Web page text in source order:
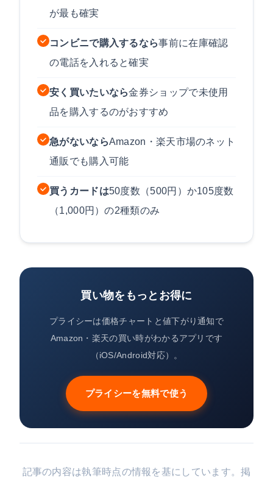
が最も確実
コンビニで購入するなら事前に在庫確認
の電話を入れると確実
安く買いたいなら金券ショップで未使用
品を購入するのがおすすめ
急がないならAmazon・楽天市場のネット
通販でも購入可能
買うカードは50度数（500円）か105度数
（1,000円）の2種類のみ
買い物をもっとお得に
プライシーは価格チャートと値下がり通知で
Amazon・楽天の買い時がわかるアプリです
（iOS/Android対応）。
プライシーを無料で使う
記事の内容は執筆時点の情報を基にしています。掲